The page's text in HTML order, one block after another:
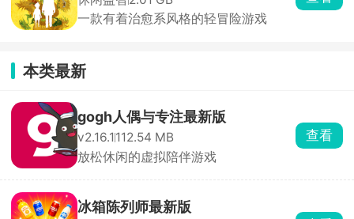
一款有着治愈系风格的轻冒险游戏
本类最新
gogh人偶与专注最新版
v2.16.1 112.54 MB
放松休闲的虚拟陪伴游戏
查看
冰箱陈列师最新版